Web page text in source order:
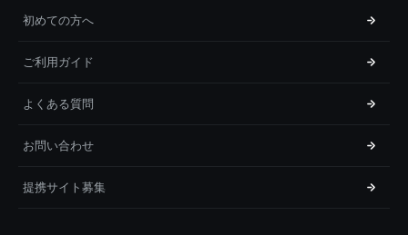
初めての方へ
ご利用ガイド
よくある質問
お問い合わせ
提携サイト募集